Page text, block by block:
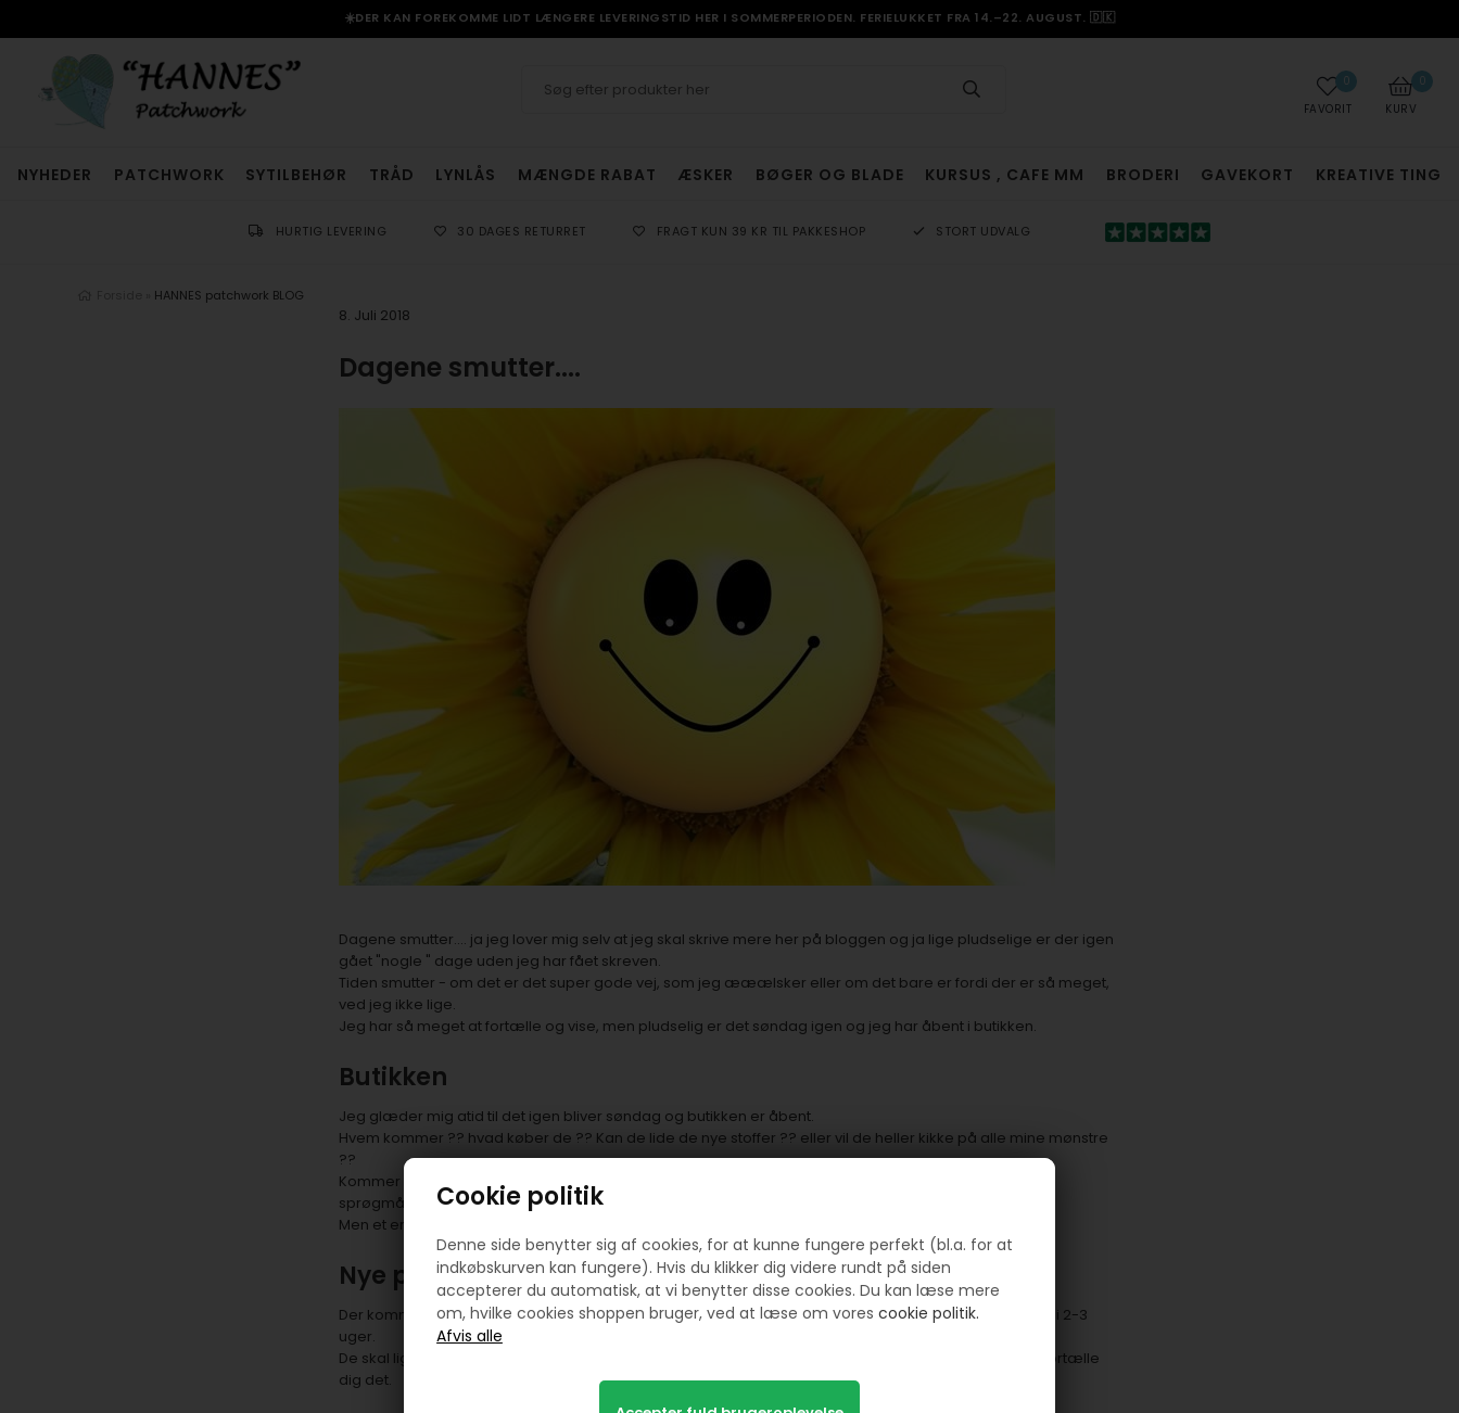
Cookie politik
Denne side benytter sig af cookies, for at kunne fungere perfekt (bl.a. for at
indkøbskurven kan fungere). Hvis du klikker dig videre rundt på siden
accepterer du automatisk, at vi benytter disse cookies. Du kan læse mere
om, hvilke cookies shoppen bruger, ved at læse om vores cookie politik.
☀️DER KAN FOREKOMME LIDT LÆNGERE LEVERINGSTID HER I SOMMERPERIODEN. FERIELUKKET FRA 14.–22. AUGUST. 🇩🇰
0
KURV
0
FAVORIT
NYHEDER PATCHWORK SYTILBEHØR TRÅD LYNLÅS MÆNGDE RABAT ÆSKER BØGER OG BLADE KURSUS , CAFE MM BRODERI GAVEKORT KREATIVE TING
HURTIG LEVERING 30 DAGES RETURRET FRAGT KUN 39 KR TIL PAKKESHOP STORT UDVALG
HANNES patchwork BLOG
8. Juli 2018
Dagene smutter....
Dagene smutter.... ja jeg lover mig selv at jeg skal skrive mere her på bloggen og ja lige pludselige er der igen
gået "nogle " dage uden jeg har fået skreven.
Tiden smutter - om det er det super gode vej, som jeg ææælsker eller om det bare er fordi der er så meget,
ved jeg ikke lige.
Jeg har så meget at fortælle og vise, men pludselig er det søndag igen og jeg har åbent i butikken.
Butikken
Jeg glæder mig atid til det igen bliver søndag og butikken er åbent.
Hvem kommer ?? hvad køber de ?? Kan de lide de nye stoffer ?? eller vil de heller kikke på alle mine mønstre
??
Kommer der nye kunder ?? kommer der nogle som er på ferie ?...... ja du kan godt høre der er mange
sprøgmål.
Men et er 100% sikker - alle er velkommen og jeg glæder mig..
Nye produkter.
Der kommer mange produkter her inde mine grossister går på ferie og jeg ikke lige kan bestille varer i 2-3
uger.
De skal lige fotografers og beskrive til netbutikken. Men jeg må jo tage lidt af gangen og så huske at fortælle
dig det.